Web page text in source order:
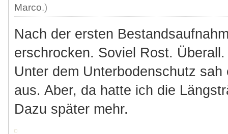
Marco.)
Nach der ersten
erschrocken. Soviel Rost.
Unter dem Unterbodenschutz
aus. Aber, da hatte ich die
Dazu später mehr.